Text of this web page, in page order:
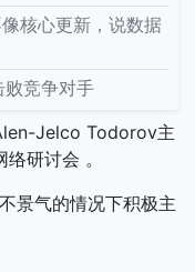
核心更新，说数据
败竞争对手
Jelco Todorov主
研讨会 。
景气的情况下积极主